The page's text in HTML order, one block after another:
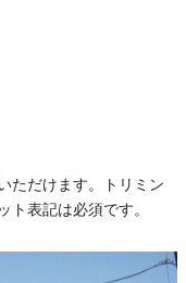
ただけます。トリミン
ト表記は必須です。